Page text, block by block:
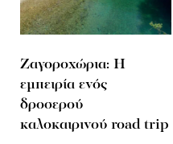
Ζαγοροχώρια: Η
εμπειρία ενός
δροσερού
καλοκαιρινού road trip